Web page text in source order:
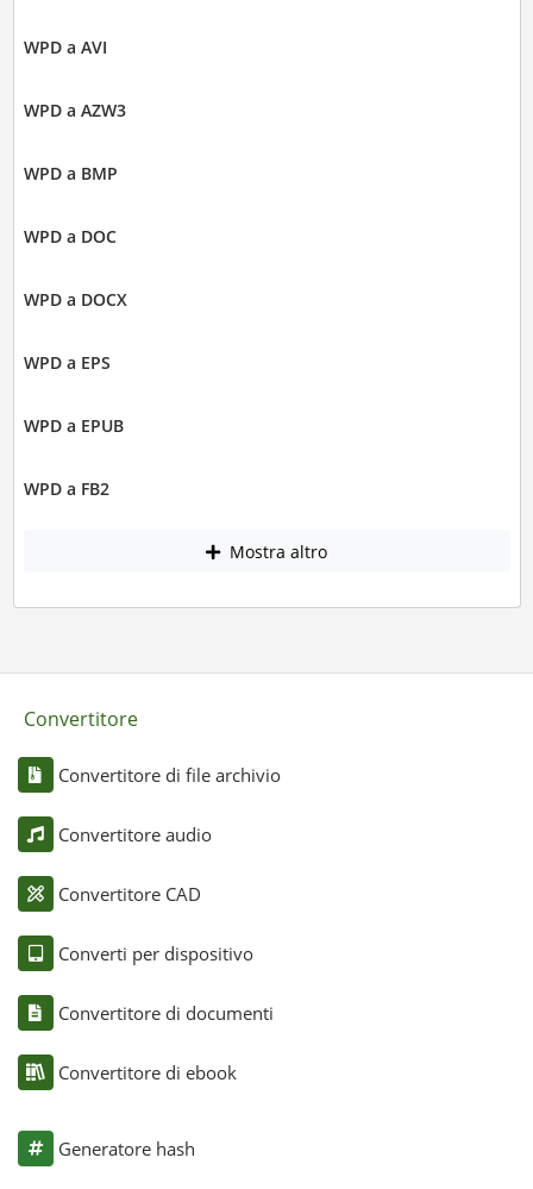
WPD a AVI
WPD a AZW3
WPD a BMP
WPD a DOC
WPD a DOCX
WPD a EPS
WPD a EPUB
WPD a FB2
Mostra altro
Convertitore
Convertitore di file archivio
Convertitore audio
Convertitore CAD
Converti per dispositivo
Convertitore di documenti
Convertitore di ebook
Generatore hash